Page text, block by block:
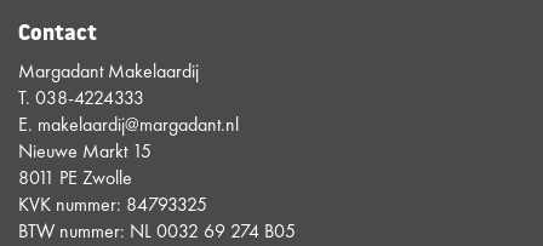
Contact
Margadant Makelaardij
T. 038-4224333
E. makelaardij@margadant.nl
Nieuwe Markt 15
8011 PE Zwolle
KVK nummer: 84793325
BTW nummer: NL 0032 69 274 B05